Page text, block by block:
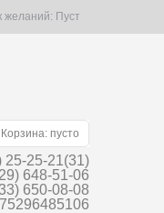
желаний: Пуст
Корзина: пусто
25-25-21(31)
648-51-06
650-08-08